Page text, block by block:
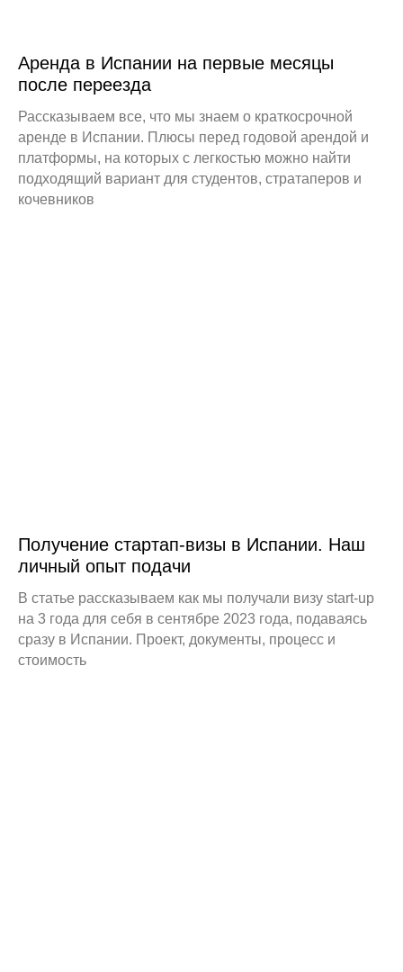
Аренда в Испании на первые месяцы
после переезда
Рассказываем все, что мы знаем о краткосрочной
аренде в Испании. Плюсы перед годовой арендой и
платформы, на которых с легкостью можно найти
подходящий вариант для студентов, стратаперов и
кочевников
Получение стартап-визы в Испании. Наш
личный опыт подачи
В статье рассказываем как мы получали визу start-up
на 3 года для себя в сентябре 2023 года, подаваясь
сразу в Испании. Проект, документы, процесс и
стоимость